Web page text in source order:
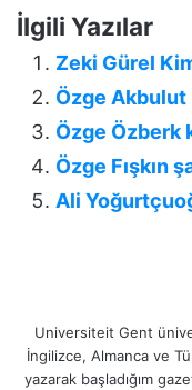
İlgili Yazılar
Zeki Gürel
Özge Akbulut
Özge Özberk
Özge Fışkın
Ali
Universiteit Gent
İngilizce, Almanca ve
yazarak başladığım